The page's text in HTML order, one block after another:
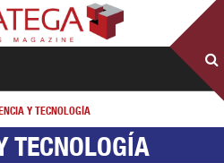
Y TECNOLOGÍA
TECNOLOGÍA